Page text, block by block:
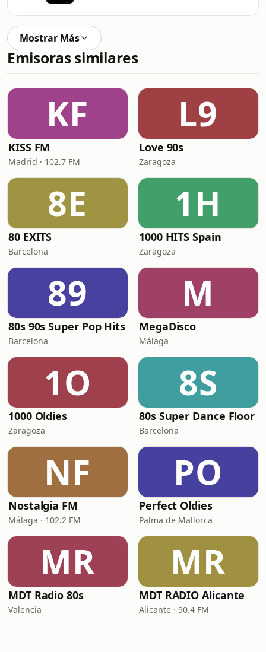
Mostrar Más
Emisoras similares
KF
KISS FM
Madrid · 102.7 FM
L9
Love 90s
Zaragoza
8E
80 EXITS
Barcelona
1H
1000 HITS Spain
Zaragoza
89
80s 90s Super Pop Hits
Barcelona
M
MegaDisco
Málaga
1O
1000 Oldies
Zaragoza
8S
80s Super Dance Floor
Barcelona
NF
Nostalgia FM
Málaga · 102.2 FM
PO
Perfect Oldies
Palma de Mallorca
MR
MDT Radio 80s
Valencia
MR
MDT RADIO Alicante
Alicante · 90.4 FM